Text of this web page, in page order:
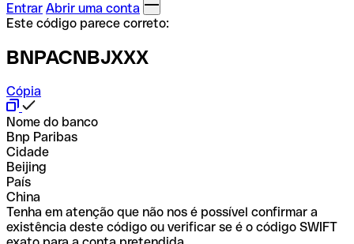
Entrar Abrir uma conta
Este código parece correto:
BNPACNBJXXX
Cópia
Nome do banco
Bnp Paribas
Cidade
Beijing
País
China
Tenha em atenção que não nos é possível confirmar a
existência deste código ou verificar se é o código SWIFT